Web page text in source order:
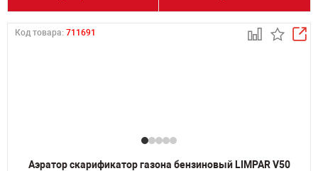
Код товара: 711691
Аэратор скарификатор газона бензиновый LIMPAR V50